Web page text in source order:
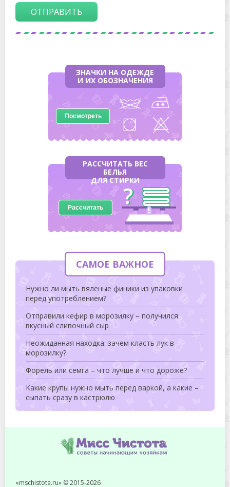
ОТПРАВИТЬ
ЗНАЧКИ НА ОДЕЖДЕ
И ИХ ОБОЗНАЧЕНИЯ
Посмотреть
РАССЧИТАТЬ ВЕС
БЕЛЬЯ
ДЛЯ СТИРКИ
Рассчитать
САМОЕ ВАЖНОЕ
Нужно ли мыть вяленые финики из упаковки
перед употреблением?
Отправили кефир в морозилку – получился
вкусный сливочный сыр
Неожиданная находка: зачем класть лук в
морозилку?
Форель или семга – что лучше и что дороже?
Какие крупы нужно мыть перед варкой, а какие –
сыпать сразу в кастрюлю
«mschistota.ru» © 2015-2026